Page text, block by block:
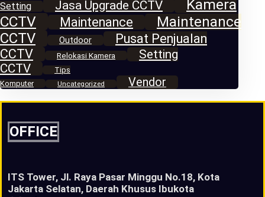
Setting
Jasa Upgrade CCTV
Kamera
CCTV
Maintenance
Maintenance
CCTV
Outdoor
Pusat Penjualan
CCTV
Relokasi Kamera
Setting
CCTV
Tips
Komputer
Uncategorized Vendor
OFFICE
ITS Tower, Jl. Raya Pasar Minggu No.18, Kota
Jakarta Selatan, Daerah Khusus Ibukota